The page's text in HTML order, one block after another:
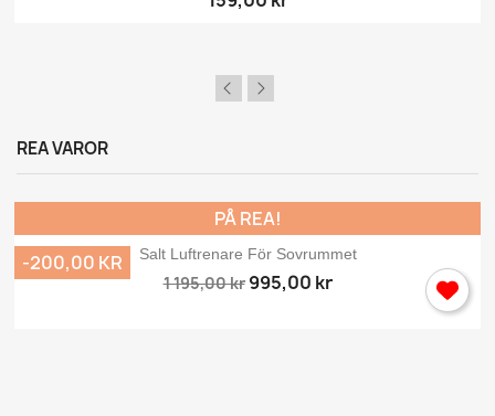
REA VAROR
Salt Luftrenare För Sovrummet
1 195,00 kr 995,00 kr
PÅ REA!
-200,00 KR